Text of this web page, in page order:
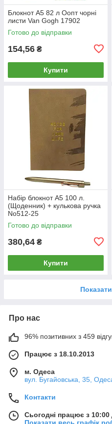
Блокнот А5 82 л Оопт чорні
листи Van Gogh 17902
Готово до відправки
154,56 ₴
Купити
Набір блокнот А5 100 л.
(Щоденник) + кулькова ручка
No512-25
Готово до відправки
380,64 ₴
Купити
Про нас
96% позитивних з 459
Працює з 18.10.2013
м. Одеса
вул. Бугайовська, 35,
Контакти
Сьогодні працює з 10:00